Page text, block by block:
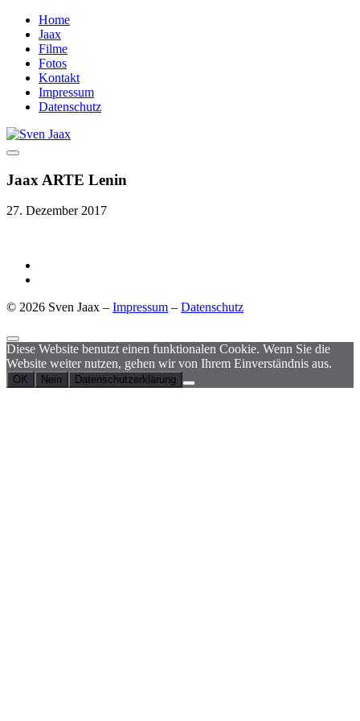
Home
Jaax
Filme
Fotos
Kontakt
Impressum
Datenschutz
Jaax ARTE Lenin
27. Dezember 2017
© 2026 Sven Jaax – Impressum – Datenschutz
Diese Website benutzt einen funktionalen Cookie. Wenn Sie die
Website weiter nutzen, gehen wir von Ihrem Einverständnis aus.
OK Nein Datenschutzerklärung